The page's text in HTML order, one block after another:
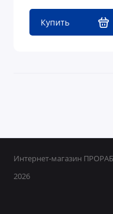
Купить
Интернет-магазин ПРОРАБ
2026